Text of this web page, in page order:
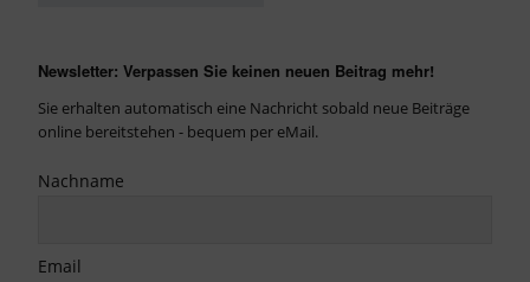
Newsletter: Verpassen Sie keinen neuen Beitrag mehr!
Sie erhalten automatisch eine Nachricht sobald neue Beiträge
online bereitstehen - bequem per eMail.
Nachname
Email